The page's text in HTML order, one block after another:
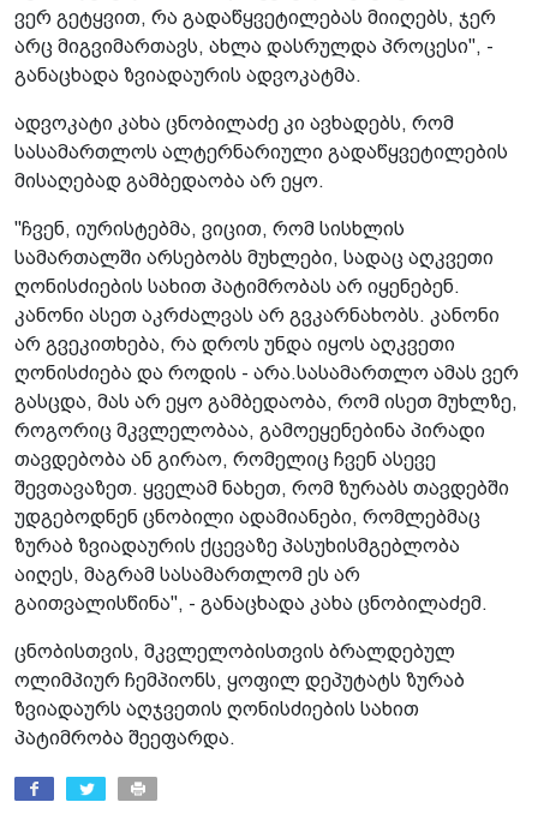
ვერ გეტყვით, რა გადაწყვეტილებას მიიღებს, ჯერ
არც მიგვიმართავს, ახლა დასრულდა პროცესი", -
განაცხადა ზვიადაურის ადვოკატმა.
ადვოკატი კახა ცნობილაძე კი ავხადებს, რომ
სასამართლოს ალტერნარიული გადაწყვეტილების
მისაღებად გამბედაობა არ ეყო.
"ჩვენ, იურისტებმა, ვიცით, რომ სისხლის
სამართალში არსებობს მუხლები, სადაც აღკვეთი
ღონისძიების სახით პატიმრობას არ იყენებენ.
კანონი ასეთ აკრძალვას არ გვკარნახობს. კანონი
არ გვეკითხება, რა დროს უნდა იყოს აღკვეთი
ღონისძიება და როდის - არა.სასამართლო ამას ვერ
გასცდა, მას არ ეყო გამბედაობა, რომ ისეთ მუხლზე,
როგორიც მკვლელობაა, გამოეყენებინა პირადი
თავდებობა ან გირაო, რომელიც ჩვენ ასევე
შევთავაზეთ. ყველამ ნახეთ, რომ ზურაბს თავდებში
უდგებოდნენ ცნობილი ადამიანები, რომლებმაც
ზურაბ ზვიადაურის ქცევაზე პასუხისმგებლობა
აიღეს, მაგრამ სასამართლომ ეს არ
გაითვალისწინა", - განაცხადა კახა ცნობილაძემ.
ცნობისთვის, მკვლელობისთვის ბრალდებულ
ოლიმპიურ ჩემპიონს, ყოფილ დეპუტატს ზურაბ
ზვიადაურს აღჯვეთის ღონისძიების სახით
პატიმრობა შეეფარდა.